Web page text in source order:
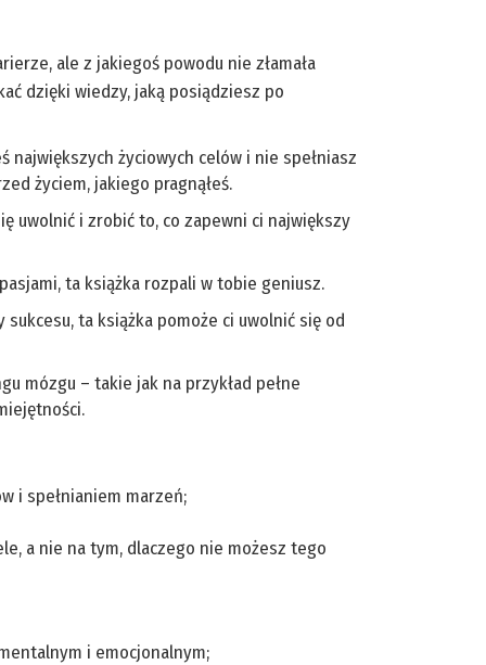
ale z jakiegoś powodu nie złamała
dzięki wiedzy, jaką posiądziesz po
największych życiowych celów i nie spełniasz
życiem, jakiego pragnąłeś.
uwolnić i zrobić to, co zapewni ci największy
ta książka rozpali w tobie geniusz.
ta książka pomoże ci uwolnić się od
mózgu – takie jak na przykład pełne
i spełnianiem marzeń;
a nie na tym, dlaczego nie możesz tego
i emocjonalnym;